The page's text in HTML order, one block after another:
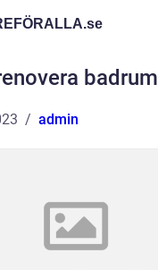
se
badrum
admin